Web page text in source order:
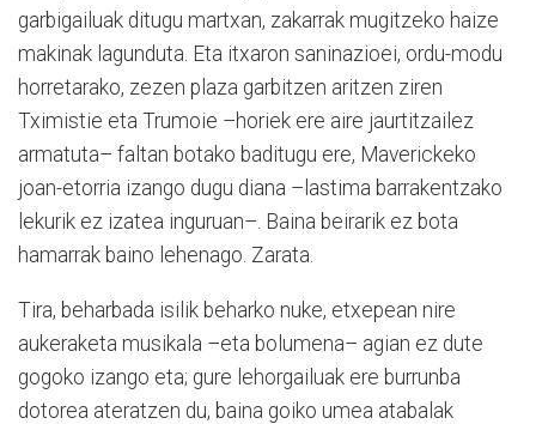
garbigailuak ditugu martxan, zakarrak mugitzeko haize
makinak lagunduta. Eta itxaron saninazioei, ordu-modu
horretarako, zezen plaza garbitzen aritzen ziren
Tximistie eta Trumoie –horiek ere aire jaurtitzailez
armatuta– faltan botako baditugu ere, Maverickeko
joan-etorria izango dugu diana –lastima barrakentzako
lekurik ez izatea inguruan–. Baina beirarik ez bota
hamarrak baino lehenago. Zarata.
Tira, beharbada isilik beharko nuke, etxepean nire
aukeraketa musikala –eta bolumena– agian ez dute
gogoko izango eta; gure lehorgailuak ere burrunba
dotorea ateratzen du, baina goiko umea atabalak